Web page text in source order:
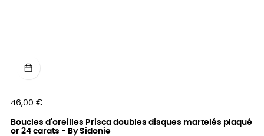
Prix
46,00 €
Boucles d'oreilles Prisca doubles disques martelés plaqué
or 24 carats - By Sidonie